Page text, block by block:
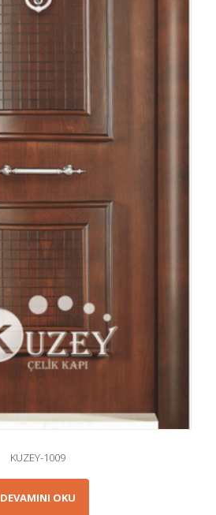
KUZEY-1009
DEVAMINI OKU